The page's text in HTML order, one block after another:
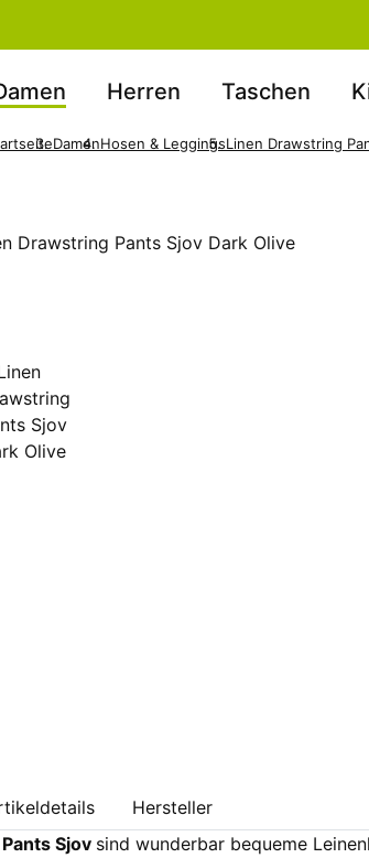
Herren Taschen
DamenHosen & LeggingsLinen Drawstring
Hersteller
Sjov sind wunderbar bequeme